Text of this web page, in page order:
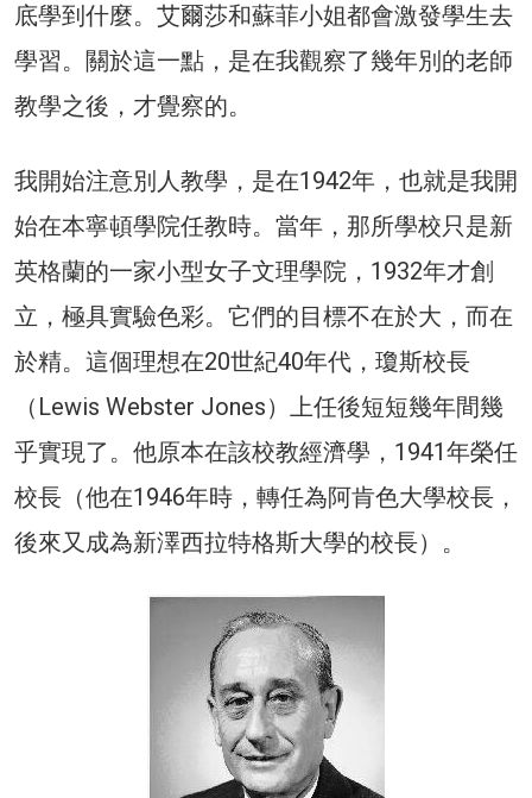
底學到什麼。艾爾莎和蘇菲小姐都會激發學生去
學習。關於這一點，是在我觀察了幾年別的老師
教學之後，才覺察的。
我開始注意別人教學，是在1942年，也就是我開
始在本寧頓學院任教時。當年，那所學校只是新
英格蘭的一家小型女子文理學院，1932年才創
立，極具實驗色彩。它們的目標不在於大，而在
於精。這個理想在20世紀40年代，瓊斯校長
（Lewis Webster Jones）上任後短短幾年間幾
乎實現了。他原本在該校教經濟學，1941年榮任
校長（他在1946年時，轉任為阿肯色大學校長，
後來又成為新澤西拉特格斯大學的校長）。